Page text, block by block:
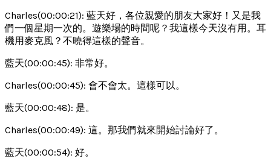
Charles(00:00:21): 藍天好，各位親愛的朋友大家好！又是我
們一個星期一次的。遊樂場的時間呢？我這樣今天沒有用。耳
機用麥克風？不曉得這樣的聲音。
藍天(00:00:45): 非常好。
Charles(00:00:45): 會不會太。這樣可以。
藍天(00:00:48): 是。
Charles(00:00:49): 這。那我們就來開始討論好了。
藍天(00:00:54): 好。